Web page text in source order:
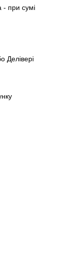
- при сумі
Делівері